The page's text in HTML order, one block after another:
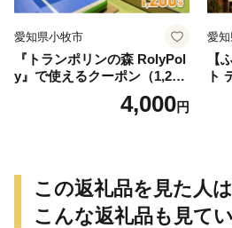
愛知県小牧市
『トランポリンの森 RolyPol
y』で使えるクーポン（1,200
4,000円
愛
【
ト
飛
日
県
この返礼品を見た人は
こんな返礼品も見て